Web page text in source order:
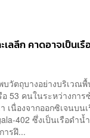
ลลึก คาดอาจเป็นเรื
บวัตถุบางอย่างบริเวณ
53 คนในระหว่างกา
เนื่องจากออกซิเจนบน
402 ซึ่งเป็นเรือดำน้
ารฝึ...